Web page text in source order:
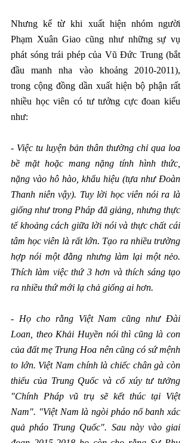
Nhưng kể từ khi xuất hiện nhóm người
Phạm Xuân Giao cũng như những sự vụ
phát sóng trái phép của Vũ Đức Trung (bắt
đầu manh nha vào khoảng 2010-2011),
trong cộng đồng dần xuất hiện bộ phận rất
nhiều học viên có tư tưởng cực đoan kiểu
như:
- Việc tu luyện bản thân thường chỉ qua loa
bề mặt hoặc mang nặng tính hình thức,
nặng vào hô hào, khẩu hiệu (tựa như Đoàn
Thanh niên vậy). Tuy lời học viên nói ra là
giống như trong Pháp đã giảng, nhưng thực
tế khoảng cách giữa lời nói và thực chất cái
tâm học viên là rất lớn. Tạo ra nhiều trường
hợp nói một đằng nhưng làm lại một nẻo.
Thích làm việc thứ 3 hơn và thích sáng tạo
ra nhiều thứ mới lạ chả giống ai hơn.
- Họ cho rằng Việt Nam cũng như Đài
Loan, theo Khải Huyền nói thì cũng là con
của đất mẹ Trung Hoa nên cũng có sứ mệnh
to lớn. Việt Nam chính là chiếc chân gà còn
thiếu của Trung Quốc và cổ xúy tư tưởng
"Chính Pháp vũ trụ sẽ kết thúc tại Việt
Nam". "Việt Nam là ngòi pháo nổ banh xác
quả pháo Trung Quốc". Sau này vào giai